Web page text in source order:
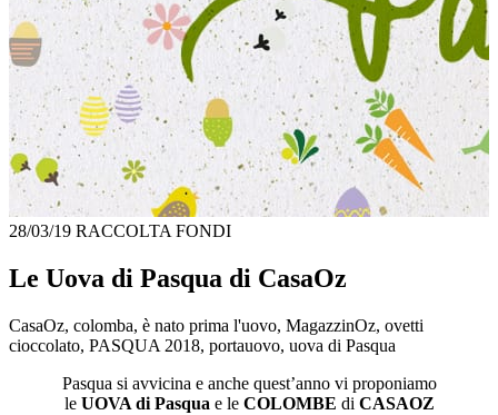
28/03/19 RACCOLTA FONDI
Le Uova di Pasqua di CasaOz
CasaOz, colomba, è nato prima l'uovo, MagazzinOz, ovetti
cioccolato, PASQUA 2018, portauovo, uova di Pasqua
Pasqua si avvicina e anche quest’anno vi proponiamo
le UOVA di Pasqua e le COLOMBE di CASAOZ